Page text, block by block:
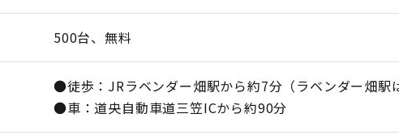
500台、無料
●徒歩：JRラベンダー畑駅から約7分（ラベンダー畑駅
●車：道央自動車道三笠ICから約90分